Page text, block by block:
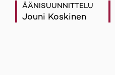
ÄÄNISUUNNITTELU
Jouni Koskinen